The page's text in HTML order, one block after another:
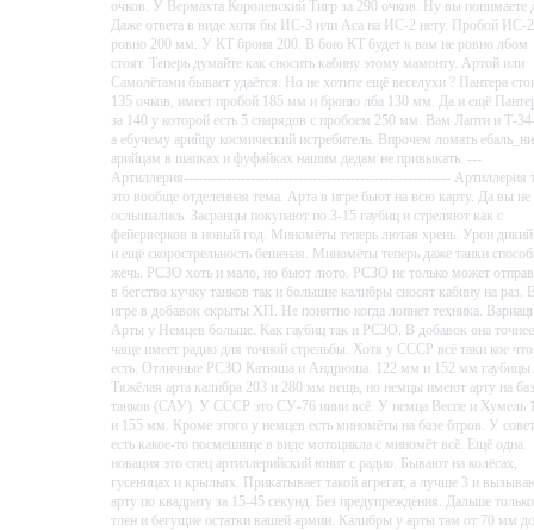
очков. У Вермахта Королевский Тигр за 290 очков. Ну вы понимаете
Даже ответа в виде хотя бы ИС-3 или Аса на ИС-2 нету. Пробой ИС-2
ровно 200 мм. У КТ броня 200. В бою КТ будет к вам не ровно лбом
стоят. Теперь думайте как сносить кабину этому мамонту. Артой или
Самолётами бывает удаётся. Но не хотите ещё веселухи ? Пантера
135 очков, имеет пробой 185 мм и броню лба 130 мм. Да и ещё
за 140 у которой есть 5 снарядов с пробоем 250 мм. Вам Лапти и Т-
а ебучему арийцу космический истребитель. Впрочем ломать
арийцам в шапках и фуфайках нашим дедам не привыкать. ---
Артиллерия-------------------------------------------------------- Артиллерия
это вообще отделенная тема. Арта в игре бьют на всю карту. Да вы не
ослышались. Засранцы покупают по 3-15 гаубиц и стреляют как с
фейерверков в новый год. Миномёты теперь лютая хрень. Урон
и ещё скорострельность бешеная. Миномёты теперь даже танки
жечь. РСЗО хоть и мало, но бьют люто. РСЗО не только может
в бегство кучку танков так и большие калибры сносят кабину на раз.
игре в добавок скрыты ХП. Не понятно когда лопнет техника.
Арты у Немцев больше. Как гаубиц так и РСЗО. В добавок она
чаще имеет радио для точной стрельбы. Хотя у СССР всё таки кое что
есть. Отличные РСЗО Катюша и Андрюша. 122 мм и 152 мм гаубицы.
Тяжёлая арта калибра 203 и 280 мм вещь, но немцы имеют арту на
танков (САУ). У СССР это СУ-76 ииии всё. У немца Веспе и Хумель
и 155 мм. Кроме этого у немцев есть миномёты на базе бтров. У
есть какое-то посмешище в виде мотоцикла с миномёт всё. Ещё одна
новация это спец артиллерийский юнит с радио. Бывают на колёсах,
гусеницах и крыльях. Прикатывает такой агрегат, а лучше 3 и
арту по квадрату за 15-45 секунд. Без предупреждения. Дальше только
тлен и бегущие остатки вашей армии. Калибры у арты там от 70 мм до